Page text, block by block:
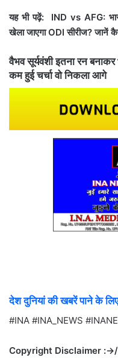
यह भी पढ़ें: IND vs AFG:
खेला जाएगा ODI सीरीज? जानें
वैभव सूर्यवंशी इतना रन
कम हुई चर्चा वो निकला आगे
देश दुनियां की खबरें पाने के
#INA #INA_NEWS
Copyright Disclaimer :-